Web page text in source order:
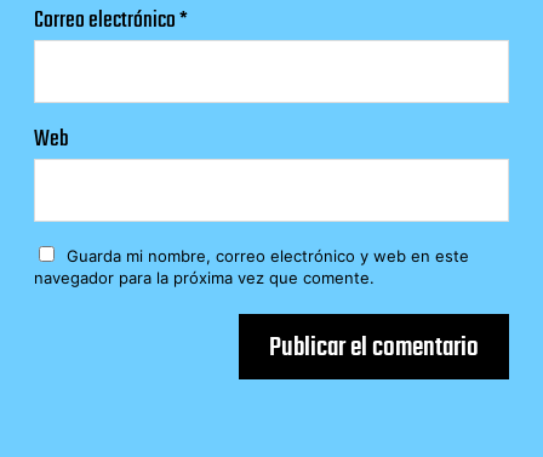
Correo electrónico*
Web
Guarda mi nombre, correo electrónico y web en este
navegador para la próxima vez que comente.